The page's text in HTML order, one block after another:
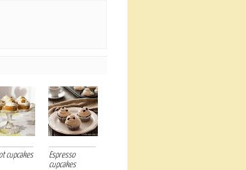
cupcakes
Espresso
cupcakes